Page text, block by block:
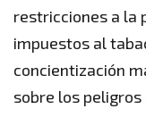
restricciones a la
impuestos al
concientización
sobre los